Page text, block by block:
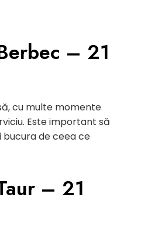
– 21
cu multe momente
Este important să
bucura de ceea ce
– 21